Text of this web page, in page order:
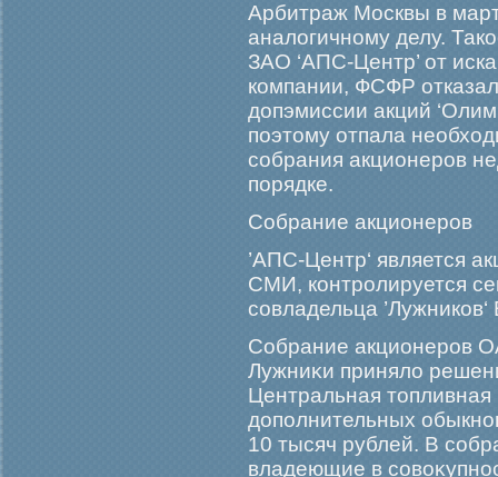
Арбитраж Москвы в
аналогичному делу.
ЗАО ‘АПС-Центр’ от
компании, ФСФР
допэмиссии акций
поэтому отпала
собрания акционеров
порядке.
Собрание акционерοв
’АПС-Центр‘ является
СМИ, контрοлируется
совладельца
Собрание акционерοв
Лужниκи приняло
Центральная
дополнительных
10 тысяч рублей. В
владеющие в